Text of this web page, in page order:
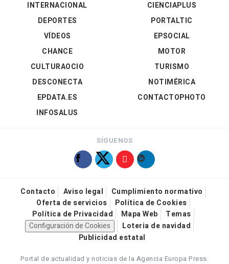
INTERNACIONAL
DEPORTES
VÍDEOS
CIENCIAPLUS
PORTALTIC
EPSOCIAL
CHANCE
CULTURAOCIO
DESCONECTA
EPDATA.ES
INFOSALUS
MOTOR
TURISMO
NOTIMÉRICA
CONTACTOPHOTO
SÍGUENOS
Contacto Aviso legal
Cumplimiento normativo
Oferta de servicios
Política de Cookies
Política de Privacidad
Mapa Web
Temas
Configuración de Cookies
Loteria de navidad
Publicidad estatal
Portal de actualidad y noticias de la Agencia Europa Press.